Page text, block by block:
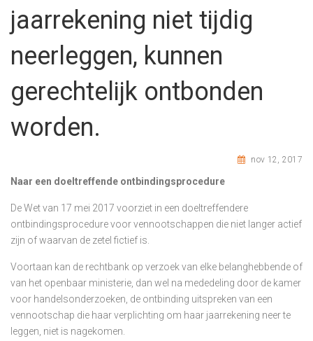
jaarrekening niet tijdig
neerleggen, kunnen
gerechtelijk ontbonden
worden.
nov 12, 2017
Naar een doeltreffende ontbindingsprocedure
De Wet van 17 mei 2017 voorziet in een doeltreffendere
ontbindingsprocedure voor vennootschappen die niet langer actief
zijn of waarvan de zetel fictief is.
Voortaan kan de rechtbank op verzoek van elke belanghebbende of
van het openbaar ministerie, dan wel na mededeling door de kamer
voor handelsonderzoeken, de ontbinding uitspreken van een
vennootschap die haar verplichting om haar jaarrekening neer te
leggen, niet is nagekomen.